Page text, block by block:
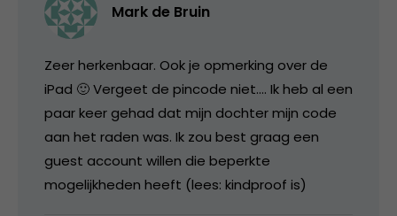
Mark de Bruin
Zeer herkenbaar. Ook je opmerking over de
iPad 🙂 Vergeet de pincode niet…. Ik heb al een
paar keer gehad dat mijn dochter mijn code
aan het raden was. Ik zou best graag een
guest account willen die beperkte
mogelijkheden heeft (lees: kindproof is)